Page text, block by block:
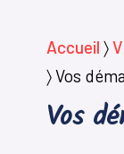
Accueil 〉
〉Vos
Vos